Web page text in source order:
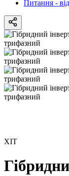
Питання -
ХІТ